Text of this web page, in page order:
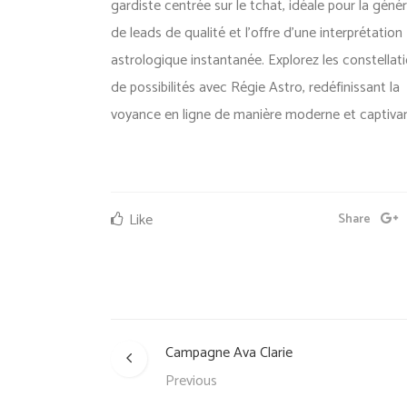
gardiste centrée sur le tchat, idéale pour la
de leads de qualité et l’offre d’une interprétation
astrologique instantanée. Explorez les
de possibilités avec Régie Astro, redéfinissant la
voyance en ligne de manière moderne et
Share
Like
Campagne Ava Clarie
Previous